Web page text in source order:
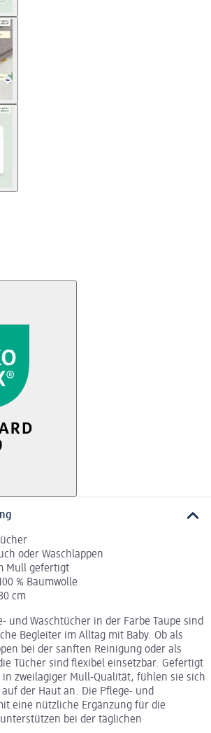
oder Waschlappen
Mull gefertigt
% Baumwolle
cm
und Waschtücher in der Farbe Taupe sind
Begleiter im Alltag mit Baby. Ob als
bei der sanften Reinigung oder als
Tücher sind flexibel einsetzbar. Gefertigt
zweilagiger Mull-Qualität, fühlen sie sich
der Haut an. Die Pflege- und
eine nützliche Ergänzung für die
bei der täglichen